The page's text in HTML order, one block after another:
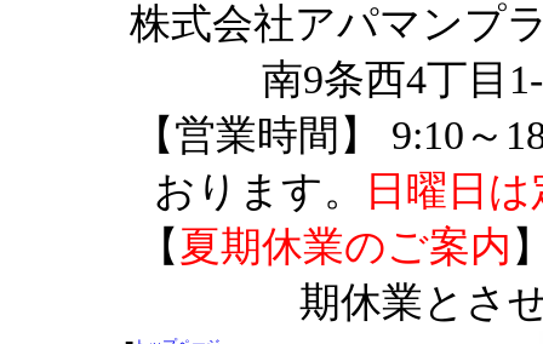
株式会社アパマンプ
南9条西4丁目
【営業時間】 9:10～
おります。
日曜日
【 夏期休業のご案内
期休業とさ